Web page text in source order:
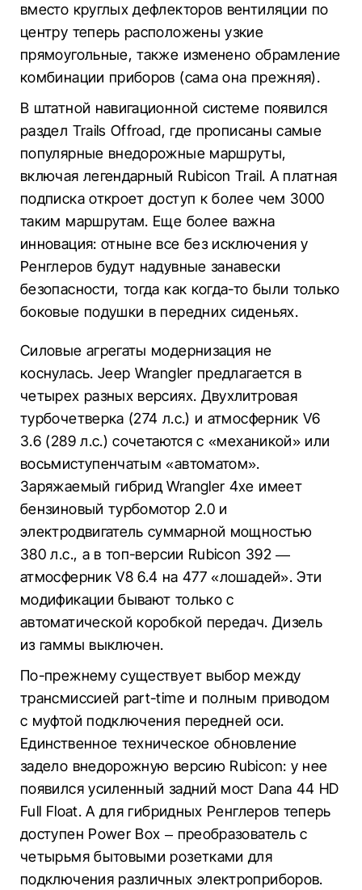
вместо круглых дефлекторов вентиляции по
центру теперь расположены узкие
прямоугольные, также изменено обрамление
комбинации приборов (сама она прежняя).
В штатной навигационной системе появился
раздел Trails Offroad, где прописаны самые
популярные внедорожные маршруты,
включая легендарный Rubicon Trail. А платная
подписка откроет доступ к более чем 3000
таким маршрутам. Еще более важна
инновация: отныне все без исключения у
Ренглеров будут надувные занавески
безопасности, тогда как когда-то были только
боковые подушки в передних сиденьях.
Силовые агрегаты модернизация не
коснулась. Jeep Wrangler предлагается в
четырех разных версиях. Двухлитровая
турбочетверка (274 л.с.) и атмосферник V6
3.6 (289 л.с.) сочетаются с «механикой» или
восьмиступенчатым «автоматом».
Заряжаемый гибрид Wrangler 4xe имеет
бензиновый турбомотор 2.0 и
электродвигатель суммарной мощностью
380 л.с., а в топ-версии Rubicon 392 —
атмосферник V8 6.4 на 477 «лошадей». Эти
модификации бывают только с
автоматической коробкой передач. Дизель
из гаммы выключен.
По-прежнему существует выбор между
трансмиссией part-time и полным приводом
с муфтой подключения передней оси.
Единственное техническое обновление
задело внедорожную версию Rubicon: у нее
появился усиленный задний мост Dana 44 HD
Full Float. А для гибридных Ренглеров теперь
доступен Power Box – преобразователь с
четырьмя бытовыми розетками для
подключения различных электроприборов.